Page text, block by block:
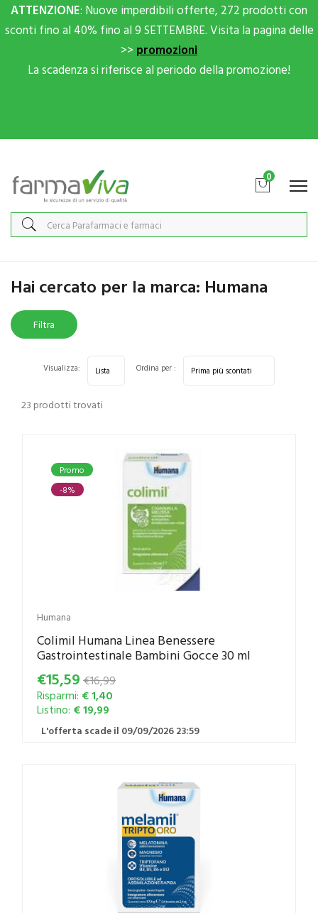
ATTENZIONE: Nuove imperdibili offerte, 272 prodotti con
sconti fino al 40% fino al 9 SETTEMBRE. Visita la pagina delle
>> promozioni
La scadenza si riferisce al periodo della promozione!
0
Home Marche parafarmaci Humana
Hai cercato per la marca: Humana
Filtra
23 prodotti trovati
Visualizza: Ordina per :
Promo
-8%
Humana
Colimil Humana Linea Benessere
Gastrointestinale Bambini Gocce 30 ml
€15,59 €16,99
Risparmi: € 1,40
Listino: € 19,99
L'offerta scade il 09/09/2026 23:59